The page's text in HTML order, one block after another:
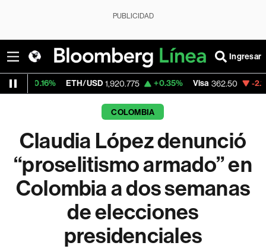
PUBLICIDAD
Ingresar
ETH/USD 1,920.775 +0.35% Visa 362.50 -2.15%
COLOMBIA
Claudia López denunció
“proselitismo armado” en
Colombia a dos semanas
de elecciones
presidenciales